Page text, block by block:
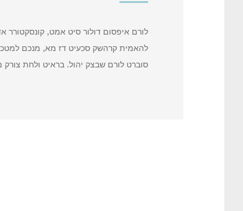
לורם איפסום דולור סיט אמט, קונסקטורר
להאמית קרהשק סכעיט דז מא, מנכם למטכין
סוברט לורם שבצק יהול. בראיט ולחת צורק